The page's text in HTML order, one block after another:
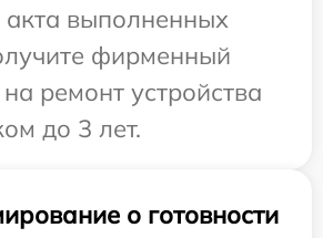
акта выполненных
фирменный
ремонт устройства
до 3 лет.
о готовности